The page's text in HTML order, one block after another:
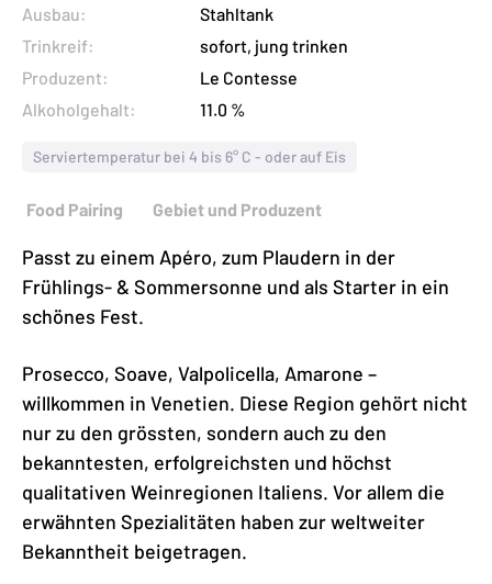
Ausbau:
Stahltank
Trinkreif:
sofort, jung trinken
Produzent:
Le Contesse
Alkoholgehalt:
11.0 %
Serviertemperatur bei 4 bis 6° C - oder auf Eis
Food Pairing Gebiet und Produzent
Passt zu einem Apéro, zum Plaudern in der
Frühlings- & Sommersonne und als Starter in ein
schönes Fest.
Prosecco, Soave, Valpolicella, Amarone –
willkommen in Venetien. Diese Region gehört nicht
nur zu den grössten, sondern auch zu den
bekanntesten, erfolgreichsten und höchst
qualitativen Weinregionen Italiens. Vor allem die
erwähnten Spezialitäten haben zur weltweiter
Bekanntheit beigetragen.